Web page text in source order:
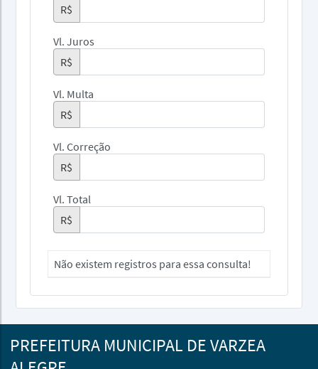
R$
Vl. Juros
R$
Vl. Multa
R$
Vl. Correção
R$
Vl. Total
R$
Não existem registros para essa consulta!
PREFEITURA MUNICIPAL DE VARZEA